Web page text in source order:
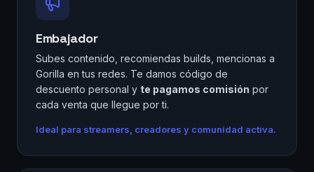
Embajador
Subes contenido, recomiendas builds, mencionas a
Gorilla en tus redes. Te damos código de
descuento personal y te pagamos comisión por
cada venta que llegue por ti.
Ideal para streamers, creadores y comunidad activa.